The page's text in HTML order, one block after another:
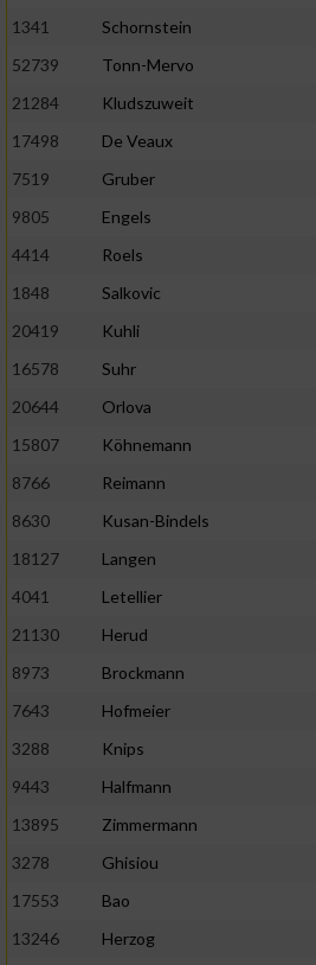
1341
Schornstein
52739
Tonn-Mervo
21284
Kludszuweit
17498
De Veaux
7519
Gruber
9805
Engels
4414
Roels
1848
Salkovic
20419
Kuhli
16578
Suhr
20644
Orlova
15807
Köhnemann
8766
Reimann
8630
Kusan-Bindels
18127
Langen
4041
Letellier
21130
Herud
8973
Brockmann
7643
Hofmeier
3288
Knips
9443
Halfmann
13895
Zimmermann
3278
Ghisiou
17553
Bao
13246
Herzog